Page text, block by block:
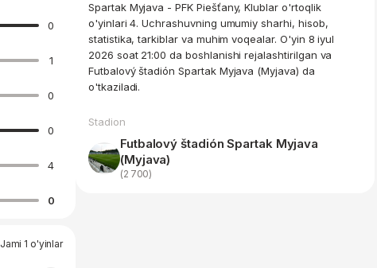
0
1
0
0
4
0
Jami 1 o'yinlar
Spartak Myjava - PFK Piešťany, Klublar o'rtoqlik
o'yinlari 4. Uchrashuvning umumiy sharhi, hisob,
statistika, tarkiblar va muhim voqealar. O'yin 8 iyul
2026 soat 21:00 da boshlanishi rejalashtirilgan va
Futbalový štadión Spartak Myjava (Myjava) da
o'tkaziladi.
Stadion
Futbalový štadión Spartak Myjava
(Myjava)
(2 700)